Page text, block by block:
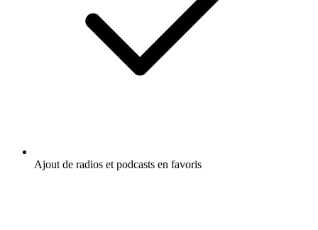
Ajout de radios et podcasts en favoris